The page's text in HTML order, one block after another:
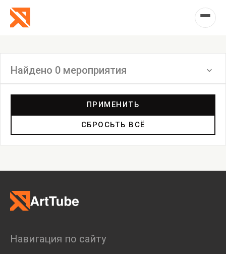
Найдено 0 мероприятия
Дискуссия
Пост-релиз
Пресс-конференция
Ярмарка
ПРИМЕНИТЬ
СБРОСЬТЬ ВСЁ
Навигация по сайту